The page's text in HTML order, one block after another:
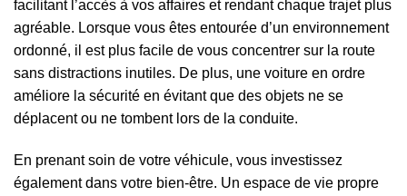
facilitant l’accès à vos affaires et rendant chaque trajet plus
agréable. Lorsque vous êtes entourée d’un environnement
ordonné, il est plus facile de vous concentrer sur la route
sans distractions inutiles. De plus, une voiture en ordre
améliore la sécurité en évitant que des objets ne se
déplacent ou ne tombent lors de la conduite.
En prenant soin de votre véhicule, vous investissez
également dans votre bien-être. Un espace de vie propre